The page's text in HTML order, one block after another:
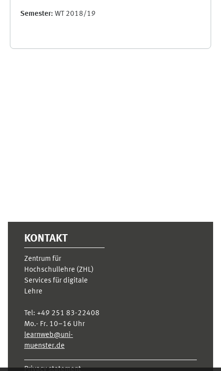
Semester: WT 2018/19
KONTAKT
Zentrum für
Hochschullehre (ZHL)
Services für digitale
Lehre
Tel: +49 251 83-22408
Mo.- Fr. 10–16 Uhr
learnweb@uni-
muenster.de
Privacy statement